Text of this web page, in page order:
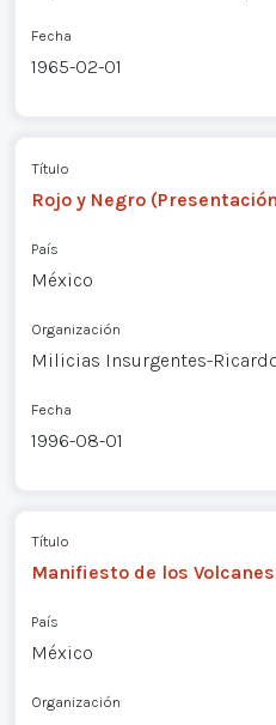
Fecha
1965-02-01
Título
Rojo y Negro
País
México
Organización
Milicias Insurgentes-
Fecha
1996-08-01
Título
Manifiesto de los Volcanes
País
México
Organización